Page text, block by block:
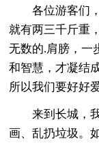
各位游客们，
就有两三千斤重
无数的.肩膀，一
和智慧，才凝结
所以我们要好好
来到长城，我
画、乱扔垃圾。